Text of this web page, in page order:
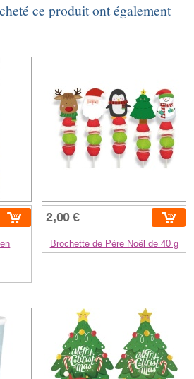
ce produit ont également
2,00 €
Brochette de Père Noël de 40 g